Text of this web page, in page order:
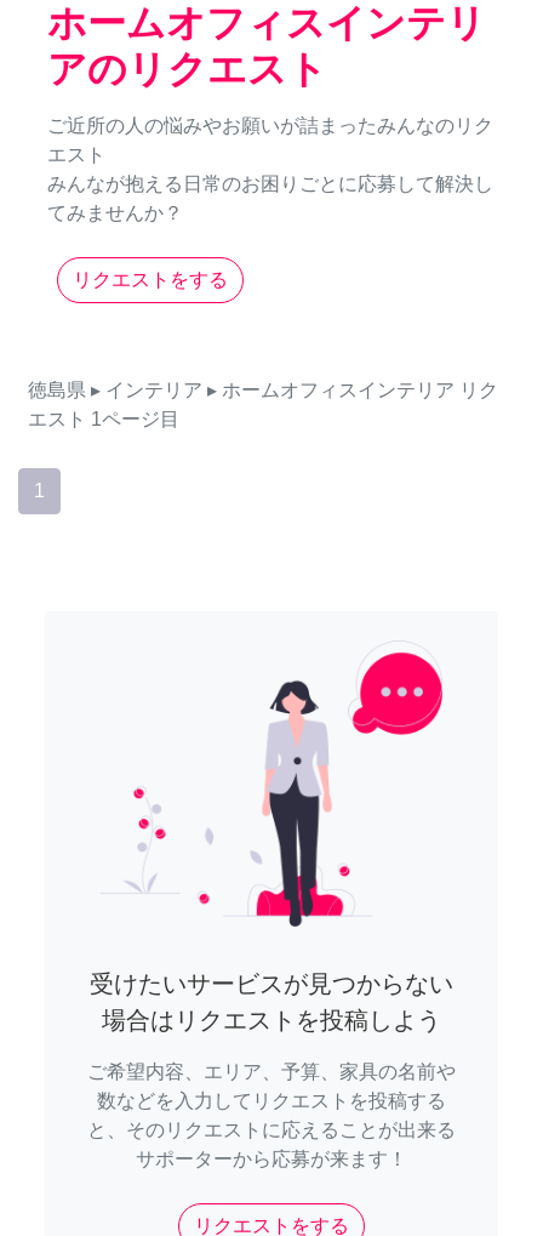
ホームオフィスインテリ
アのリクエスト
ご近所の人の悩みやお願いが詰まったみんなのリク
エスト
みんなが抱える日常のお困りごとに応募して解決し
てみませんか？
リクエストをする
徳島県 ▸ インテリア ▸ ホームオフィスインテリア リク
エスト 1ページ目
1
受けたいサービスが見つからない
場合はリクエストを投稿しよう
ご希望内容、エリア、予算、家具の名前や
数などを入力してリクエストを投稿する
と、そのリクエストに応えることが出来る
サポーターから応募が来ます！
リクエストをする